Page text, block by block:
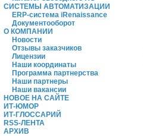
СИСТЕМЫ АВТОМАТИЗАЦИИ
ERP-система iRenaissance
Документооборот
О КОМПАНИИ
Новости
Отзывы заказчиков
Лицензии
Наши координаты
Программа партнерства
Наши партнеры
Наши вакансии
НОВОЕ НА САЙТЕ
ИТ-ЮМОР
ИТ-ГЛОССАРИЙ
RSS-ЛЕНТА
АРХИВ